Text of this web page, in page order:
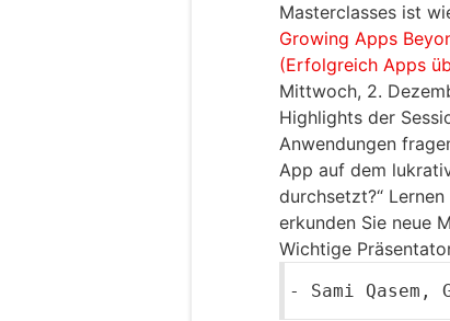
Masterclasses ist
Growing Apps
(Erfolgreich Apps
Mittwoch, 2.
Highlights der
Anwendungen
App auf dem
durchsetzt?“
erkunden Sie neue
Wichtige
- Sami Qasem ,